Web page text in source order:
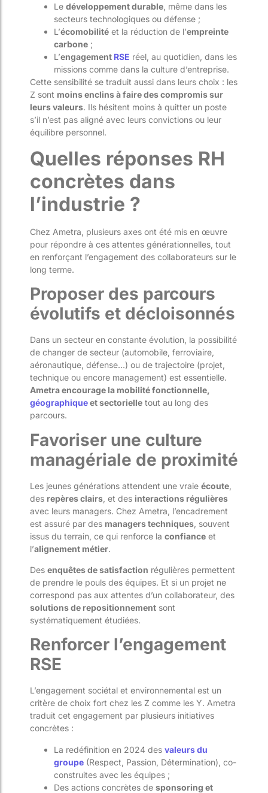
Le développement durable, même dans les
secteurs technologiques ou défense ;
L’écomobilité et la réduction de l’empreinte
carbone ;
L’engagement RSE réel, au quotidien, dans les
missions comme dans la culture d’entreprise.
Cette sensibilité se traduit aussi dans leurs choix : les
Z sont moins enclins à faire des compromis sur
leurs valeurs. Ils hésitent moins à quitter un poste
s’il n’est pas aligné avec leurs convictions ou leur
équilibre personnel.
Quelles réponses RH
concrètes dans
l’industrie ?
Chez Ametra, plusieurs axes ont été mis en œuvre
pour répondre à ces attentes générationnelles, tout
en renforçant l’engagement des collaborateurs sur le
long terme.
Proposer des parcours
évolutifs et décloisonnés
Dans un secteur en constante évolution, la possibilité
de changer de secteur (automobile, ferroviaire,
aéronautique, défense…) ou de trajectoire (projet,
technique ou encore management) est essentielle.
Ametra encourage la mobilité fonctionnelle,
géographiqueet sectorielle tout au long des
parcours.
Favoriser une culture
managériale de proximité
Les jeunes générations attendent une vraie écoute
des repères clairs , et des interactions régulières
avec leurs managers. Chez Ametra, l’encadrement
est assuré par des managers techniques , souvent
issus du terrain, ce qui renforce la confiance et
l’alignement métier.
Des enquêtes de satisfaction régulières permettent
de prendre le pouls des équipes. Et si un projet ne
correspond pas aux attentes d’un collaborateur, des
solutions de repositionnement sont
systématiquement étudiées.
Renforcer l’engagement
RSE
L’engagement sociétal et environnemental est un
critère de choix fort chez les Z comme les Y. Ametra
traduit cet engagement par plusieurs initiatives
concrètes :
La redéfinition en 2024 des valeurs du
groupe (Respect, Passion, Détermination), co-
construites avec les équipes ;
Des actions concrètes de sponsoring et